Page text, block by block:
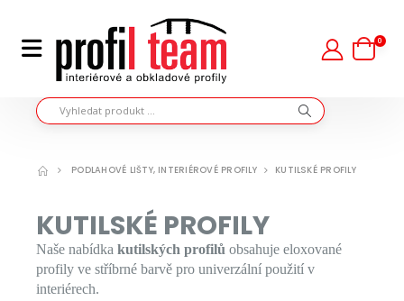
0
PODLAHOVÉ LIŠTY, INTERIÉROVÉ PROFILY KUTILSKÉ PROFILY
KUTILSKÉ PROFILY
Naše nabídka kutilských profilů obsahuje eloxované
profily ve stříbrné barvě pro univerzální použití v
interiérech.